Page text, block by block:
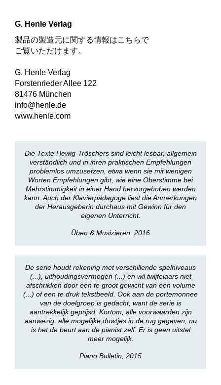
G. Henle Verlag
製品の製造元に関する情報はこちらで
ご覧いただけます。
G. Henle Verlag
Forstenrieder Allee 122
81476 München
info@henle.de
www.henle.com
Die Texte Hewig-Tröschers sind leicht lesbar, allgemein
verständlich und in ihren praktischen Empfehlungen
problemlos umzusetzen, etwa wenn sie mit wenigen
Worten Empfehlungen gibt, wie eine Oberstimme bei
Mehrstimmigkeit in einer Hand hervorgehoben werden
kann. Auch der Klavierpädagoge liest die Anmerkungen
der Herausgeberin durchaus mit Gewinn für den
eigenen Unterricht.
Üben & Musizieren, 2016
De serie houdt rekening met verschillende spelniveaus
(...), uithoudingsvermogen (...) en wil twijfelaars niet
afschrikken door een te groot gewicht van een volume
(...) of een te druk tekstbeeld. Ook aan de portemonnee
van de doelgroep is gedacht, want de serie is
aantrekkelijk geprijsd. Kortom, alle voorwaarden zijn
aanwezig, alle mogelijke duwtjes in de rug gegeven, nu
is het de beurt aan de pianist zelf. Er is geen uitstel
meer mogelijk.
Piano Bulletin, 2015